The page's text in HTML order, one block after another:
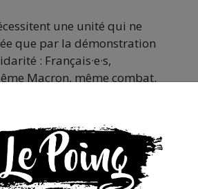
une unité qui ne
que par la démonstration
: Français·e·s,
Macron, même combat.
des Solidarités, avec les
Papiers, sommes partie
lutte pour défendre nos